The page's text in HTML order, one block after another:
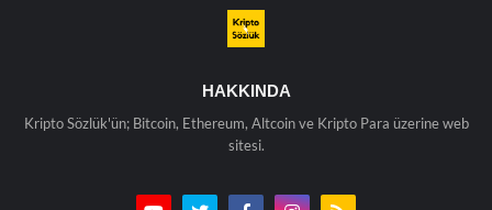
HAKKINDA
Kripto Sözlük'ün; Bitcoin, Ethereum, Altcoin ve Kripto Para üzerine web
sitesi.